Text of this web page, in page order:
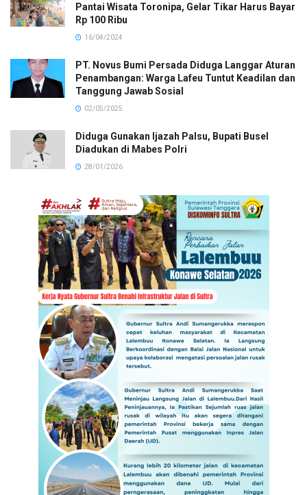
Pantai Wisata Toronipa, Gelar Tikar Harus Bayar
Rp 100 Ribu
16/04/2024
PT. Novus Bumi Persada Diduga Langgar Aturan
Penambangan: Warga Lafeu Tuntut Keadilan dan
Tanggung Jawab Sosial
02/05/2025
Diduga Gunakan Ijazah Palsu, Bupati Busel
Diadukan di Mabes Polri
28/01/2026